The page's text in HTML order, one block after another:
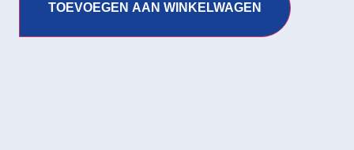
TOEVOEGEN AAN WINKELWAGEN